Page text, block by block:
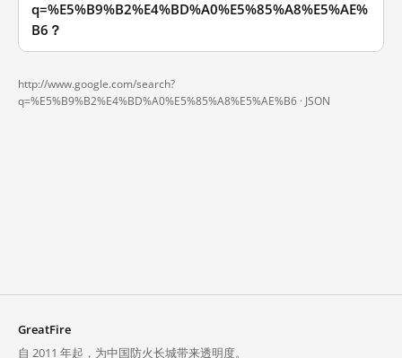
q=%E5%B9%B2%E4%BD%A0%E5%85%A8%E5%AE%
B6？
http://www.google.com/search?
q=%E5%B9%B2%E4%BD%A0%E5%85%A8%E5%AE%B6 · JSON
GreatFire
自 2011 年起，为中国防火长城带来透明度。